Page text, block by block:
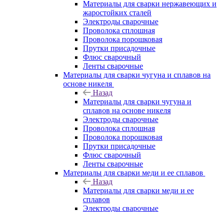
Материалы для сварки нержавеющих и
жаростойких сталей
Электроды сварочные
Проволока сплошная
Проволока порошковая
Прутки присадочные
Флюс сварочный
Ленты сварочные
Материалы для сварки чугуна и сплавов на
основе никеля
Назад
Материалы для сварки чугуна и
сплавов на основе никеля
Электроды сварочные
Проволока сплошная
Проволока порошковая
Прутки присадочные
Флюс сварочный
Ленты сварочные
Материалы для сварки меди и ее сплавов
Назад
Материалы для сварки меди и ее
сплавов
Электроды сварочные